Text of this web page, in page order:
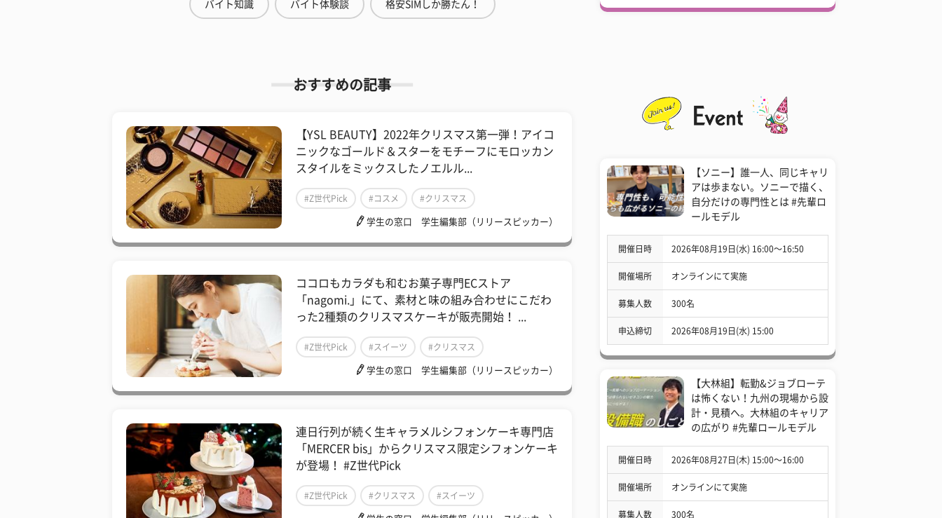
バイト知識 バイト体験談 格安SIMしか勝たん！
おすすめの記事
【YSL BEAUTY】2022年クリスマス第一弾！アイコ
ニックなゴールド＆スターをモチーフにモロッカン
スタイルをミックスしたノエルル...
#Z世代Pick #コスメ #クリスマス
学生の窓口 学生編集部（リリースピッカー）
ココロもカラダも和むお菓子専門ECストア
「nagomi.」にて、素材と味の組み合わせにこだわ
った2種類のクリスマスケーキが販売開始！ ...
#Z世代Pick #スイーツ #クリスマス
学生の窓口 学生編集部（リリースピッカー）
連日行列が続く生キャラメルシフォンケーキ専門店
「MERCER bis」からクリスマス限定シフォンケーキ
が登場！ #Z世代Pick
#Z世代Pick #クリスマス #スイーツ
【ソニー】誰一人、同じキャリ
アは歩まない。ソニーで描く、
自分だけの専門性とは #先輩ロ
ールモデル
開催日時 2026年08月19日(水) 16:00〜16:50
開催場所 オンラインにて実施
募集人数 300名
申込締切 2026年08月19日(水) 15:00
【大林組】転勤&ジョブローテ
は怖くない！九州の現場から設
計・見積へ。大林組のキャリア
の広がり #先輩ロールモデル
開催日時 2026年08月27日(木) 15:00〜16:00
開催場所 オンラインにて実施
募集人数 300名